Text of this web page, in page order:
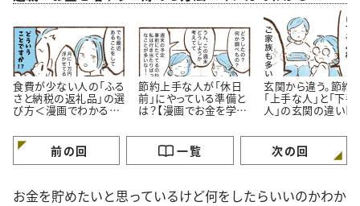
食費が少ない人の「ふる
さと納税の返礼品」の選
び方＜漫画でわかるお
節約上手な人が「休日
前」にやっている準備と
は？【漫画でお金を学
玄関から違う。節約
「上手な人」と「下
人」の玄関の違い【
前の回 一覧 次の回
お金を貯めたいと思っているけど何をしたらいいのかわか